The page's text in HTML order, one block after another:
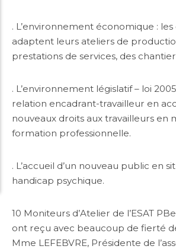
. L’environnement économique :
adaptent leurs ateliers de
prestations de services, des
. L’environnement législatif – loi
relation encadrant-travailleur en
nouveaux droits aux travailleurs en
formation professionnelle.
. L’accueil d’un nouveau public en
handicap psychique.
10 Moniteurs d’Atelier de l’ESAT
ont reçu avec beaucoup de fierté
Mme LEFEBVRE, Présidente de